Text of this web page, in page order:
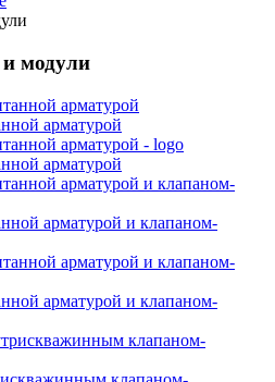
модули
арматурой
арматурой
арматурой и клапаном-
арматурой и клапаном-